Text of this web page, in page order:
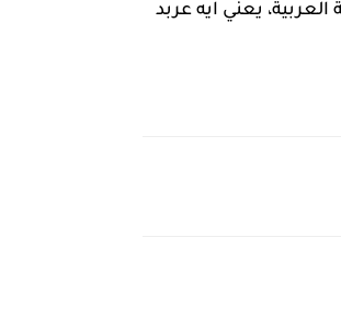
يعني ايه عربد